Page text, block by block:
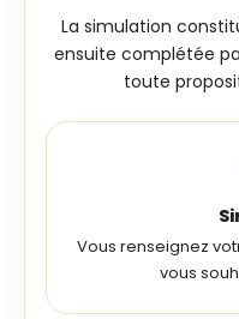
La simulation
ensuite complétée
toute
Vous renseignez
vous